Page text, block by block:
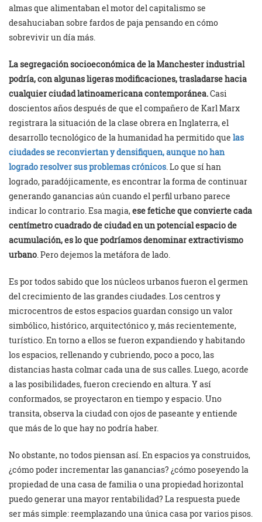
almas que alimentaban el motor del capitalismo se
desahuciaban sobre fardos de paja pensando en cómo
sobrevivir un día más.
La segregación socioeconómica de la Manchester industrial
podría, con algunas ligeras modificaciones, trasladarse hacia
cualquier ciudad latinoamericana contemporánea.Casi
doscientos años después de que el compañero de Karl Marx
registrara la situación de la clase obrera en Inglaterra, el
desarrollo tecnológico de la humanidad ha permitido que las
ciudades se reconviertan y densifiquen, aunque no han
logrado resolver sus problemas crónicos. Lo que sí han
logrado, paradójicamente, es encontrar la forma de continuar
generando ganancias aún cuando el perfil urbano parece
indicar lo contrario. Esa magia,ese fetiche que convierte cada
centímetro cuadrado de ciudad en un potencial espacio de
acumulación, es lo que podríamos denominar extractivismo
urbano. Pero dejemos la metáfora de lado.
Es por todos sabido que los núcleos urbanos fueron el germen
del crecimiento de las grandes ciudades. Los centros y
microcentros de estos espacios guardan consigo un valor
simbólico, histórico, arquitectónico y, más recientemente,
turístico. En torno a ellos se fueron expandiendo y habitando
los espacios, rellenando y cubriendo, poco a poco, las
distancias hasta colmar cada una de sus calles. Luego, acorde
a las posibilidades, fueron creciendo en altura. Y así
conformados, se proyectaron en tiempo y espacio. Uno
transita, observa la ciudad con ojos de paseante y entiende
que más de lo que hay no podría haber.
No obstante, no todos piensan así. En espacios ya construidos,
¿cómo poder incrementar las ganancias? ¿cómo poseyendo la
propiedad de una casa de familia o una propiedad horizontal
puedo generar una mayor rentabilidad? La respuesta puede
ser más simple: reemplazando una única casa por varios pisos.